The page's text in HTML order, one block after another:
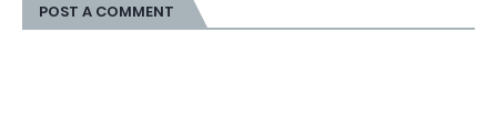
POST A COMMENT